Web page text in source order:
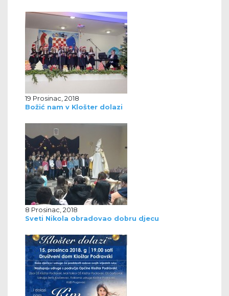
19 Prosinac, 2018
Božić nam v Klošter dolazi
8 Prosinac, 2018
Sveti Nikola obradovao dobru djecu